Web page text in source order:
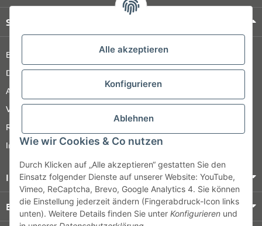
Alle akzeptieren
Konfigurieren
Ablehnen
Wie wir Cookies & Co nutzen
Durch Klicken auf „Alle akzeptieren“ gestatten Sie den
Einsatz folgender Dienste auf unserer Website: YouTube,
Vimeo, ReCaptcha, Brevo, Google Analytics 4. Sie können
die Einstellung jederzeit ändern (Fingerabdruck-Icon links
unten). Weitere Details finden Sie unter Konfigurieren und
Shop Service
Barrierefreiheitserklärung
Datenschutz
AGB
Versandinformationen
Retour
Impressum
Informationen
Bezahlung & Versand